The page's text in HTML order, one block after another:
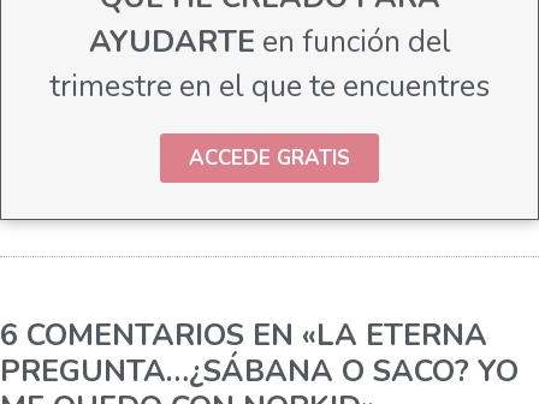
AYUDARTE en función del
trimestre en el que te encuentres
ACCEDE GRATIS
6 COMENTARIOS EN «LA ETERNA
PREGUNTA…¿SÁBANA O SACO? YO